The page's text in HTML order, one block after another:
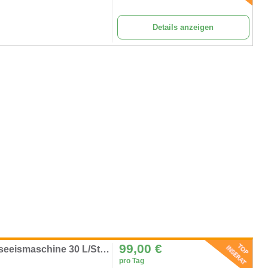
Details anzeigen
Softeismaschine Softeis Speiseeis Eis Speiseeismaschine 30 L/Stunde 3 Geschmacksrichtungen 2200 W 99,00 €
pro Tag